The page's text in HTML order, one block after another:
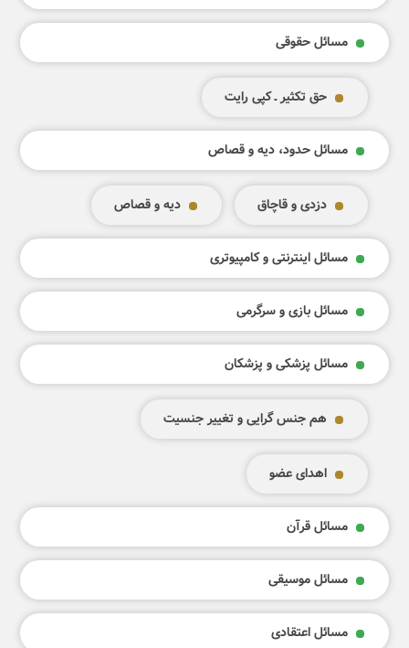
مسائل حقوقی
حق تکثیر ـ کپی رایت
مسائل حدود، دیه و قصاص
دزدی و قاچاق دیه و قصاص
مسائل اینترنتی و کامپیوتری
مسائل بازی و سرگرمی
مسائل پزشکی و پزشکان
هم جنس گرایی و تغییر جنسیت
اهدای عضو
مسائل قرآن
مسائل موسیقی
مسائل اعتقادی